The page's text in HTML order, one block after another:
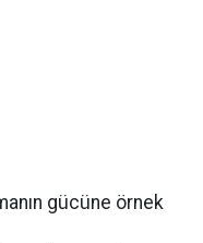
gücüne örnek